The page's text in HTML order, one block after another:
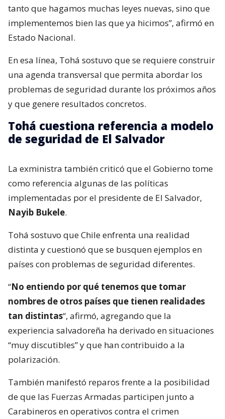
tanto que hagamos muchas leyes nuevas, sino que
implementemos bien las que ya hicimos”, afirmó en
Estado Nacional.
En esa línea, Tohá sostuvo que se requiere construir
una agenda transversal que permita abordar los
problemas de seguridad durante los próximos años
y que genere resultados concretos.
Tohá cuestiona referencia a modelo
de seguridad de El Salvador
La exministra también criticó que el Gobierno tome
como referencia algunas de las políticas
implementadas por el presidente de El Salvador,
Nayib Bukele.
Tohá sostuvo que Chile enfrenta una realidad
distinta y cuestionó que se busquen ejemplos en
países con problemas de seguridad diferentes.
“No entiendo por qué tenemos que tomar
nombres de otros países que tienen realidades
tan distintas“, afirmó, agregando que la
experiencia salvadoreña ha derivado en situaciones
“muy discutibles” y que han contribuido a la
polarización.
También manifestó reparos frente a la posibilidad
de que las Fuerzas Armadas participen junto a
Carabineros en operativos contra el crimen